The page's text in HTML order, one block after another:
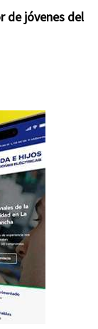
de jóvenes del